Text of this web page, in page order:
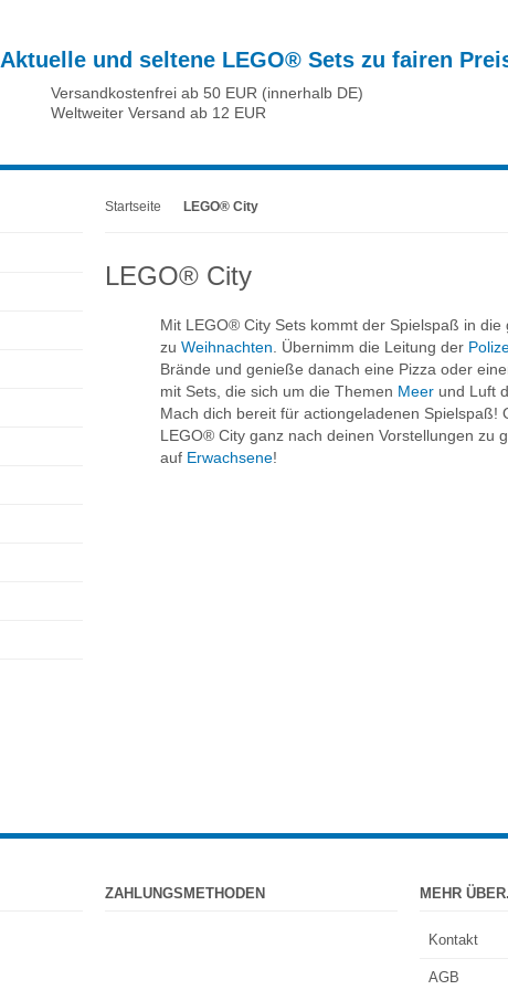
Aktuelle und seltene LEGO® Sets zu fairen
Versandkostenfrei ab 50 EUR (innerhalb DE)
Weltweiter Versand ab 12 EUR
Startseite LEGO® City
LEGO® City
Mit LEGO® City Sets kommt der Spielspaß in
zuWeihnachten . Übernimm die Leitung der
Brände und genieße danach eine Pizza oder
mit Sets, die sich um die Themen Meer und Luft
Mach dich bereit für actiongeladenen Spielspaß!
LEGO® City ganz nach deinen Vorstellungen zu
auf Erwachsene!
ZAHLUNGSMETHODEN MEHR
Kontakt
AGB